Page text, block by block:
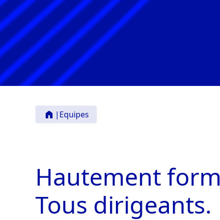
| Equipes
Hautement
Tous dirigeants.